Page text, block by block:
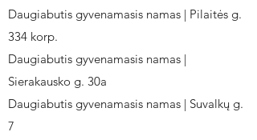
Daugiabutis gyvenamasis namas | Pilaitės g.
334 korp.
Daugiabutis gyvenamasis namas |
Sierakausko g. 30a
Daugiabutis gyvenamasis namas | Suvalkų g.
7